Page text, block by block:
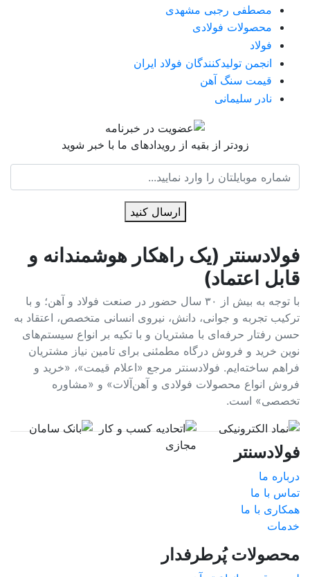
مصطفی رجبی مشهدی
محصولات فولادی
فولاد
انجمن تولیدکنندگان فولاد ایران
قیمت سنگ آهن
نادر سلیمانی
زودتر از بقیه از رویدادهای ما با خبر شوید
ارسال کنید
فولادسنتر (یک راهکار هوشمندانه و
قابل اعتماد)
با توجه به بیش از ۳۰ سال حضور در صنعت فولاد و آهن؛ و با
ترکیب تجربه و جوانی، دانش، نیروی انسانی متخصص، اعتقاد به
حسن رفتار حرفه‌ای با مشتریان و با تکیه بر انواع سیستم‌های
نوین خرید و فروش درگاه مطمئنی برای تامین نیاز مشتریان
فراهم ساخته‌ایم. فولادسنتر مرجع «اعلام قیمت»، «خرید و
فروش انواع محصولات فولادی و آهن‌آلات» و «مشاوره
تخصصی» است.
فولادسنتر
درباره ما
تماس با ما
همکاری با ما
خدمات
محصولات پُرطرفدار